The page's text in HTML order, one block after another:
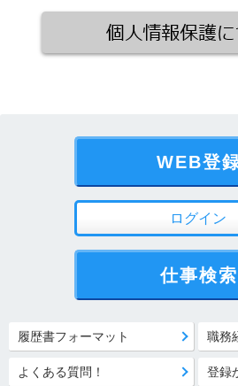
WEB登
ログイン
仕事検索
履歴書フォーマット 職務
よくある質問！ 登録